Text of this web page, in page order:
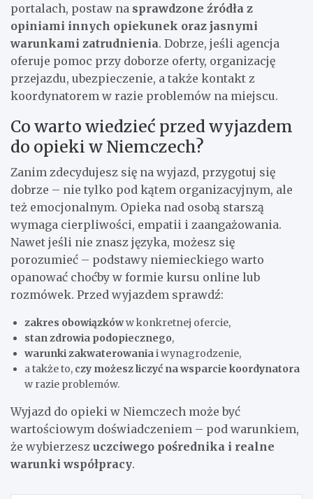
portalach, postaw na sprawdzone źródła z
opiniami innych opiekunek oraz jasnymi
warunkami zatrudnienia. Dobrze, jeśli agencja
oferuje pomoc przy doborze oferty, organizację
przejazdu, ubezpieczenie, a także kontakt z
koordynatorem w razie problemów na miejscu.
Co warto wiedzieć przed wyjazdem
do opieki w Niemczech?
Zanim zdecydujesz się na wyjazd, przygotuj się
dobrze – nie tylko pod kątem organizacyjnym, ale
też emocjonalnym. Opieka nad osobą starszą
wymaga cierpliwości, empatii i zaangażowania.
Nawet jeśli nie znasz języka, możesz się
porozumieć – podstawy niemieckiego warto
opanować choćby w formie kursu online lub
rozmówek. Przed wyjazdem sprawdź:
zakres obowiązkóww konkretnej ofercie,
stan zdrowia podopiecznego,
warunki zakwaterowaniai wynagrodzenie,
a także to, czy możesz liczyć na wsparcie koordynatora
w razie problemów.
Wyjazd do opieki w Niemczech może być
wartościowym doświadczeniem – pod warunkiem,
że wybierzesz uczciwego pośrednika i realne
warunki współpracy.